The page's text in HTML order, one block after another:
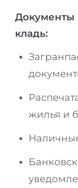
Документы
кладь:
жилья и